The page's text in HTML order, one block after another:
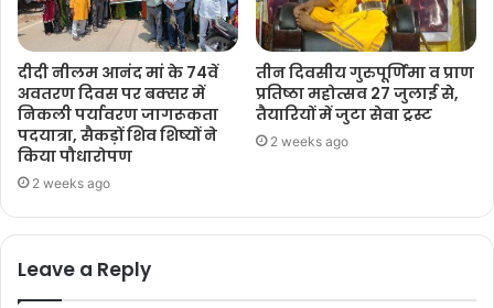
दीदी नीलम आनंद मां के 74वें
अवतरण दिवस पर बक्सर में
निकली पर्यावरण जागरूकता
पदयात्रा, सैकड़ों शिव शिष्यों ने
किया पौधारोपण
2 weeks ago
तीन दिवसीय गुरुपूर्णिमा व प्राण
प्रतिष्ठा महोत्सव 27 जुलाई से,
तैयारियों में जुटा सेवा ट्रस्ट
2 weeks ago
Leave a Reply